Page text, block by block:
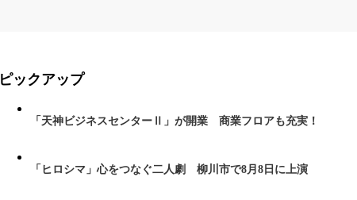
ピックアップ
「天神ビジネスセンターⅡ」が開業 商業フロアも充実！
「ヒロシマ」心をつなぐ二人劇 柳川市で8月8日に上演